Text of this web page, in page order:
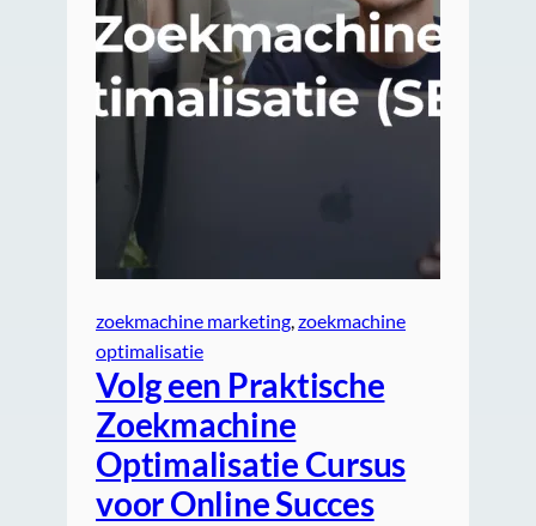
zoekmachine marketing, zoekmachine
optimalisatie
Volg een Praktische
Zoekmachine
Optimalisatie Cursus
voor Online Succes